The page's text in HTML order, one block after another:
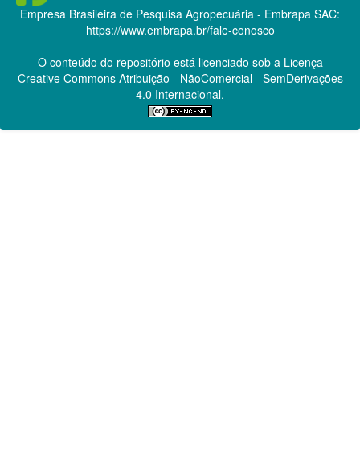
Empresa Brasileira de Pesquisa Agropecuária - Embrapa SAC:
https://www.embrapa.br/fale-conosco
O conteúdo do repositório está licenciado sob a Licença
Creative CommonsAtribuição - NãoComercial - SemDerivações
4.0 Internacional.